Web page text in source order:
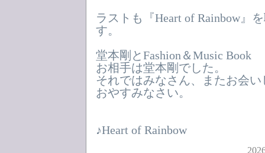
ラストも『Heart of Rainbow』
す。
堂本剛とFashion＆Music Book
お相手は堂本剛でした。
それではみなさん、またお会
おやすみなさい。
♪Heart of Rainbow